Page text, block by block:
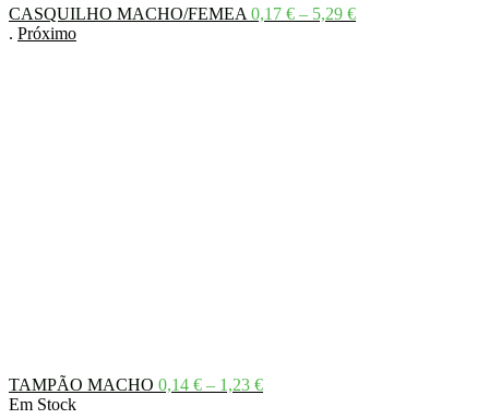
CASQUILHO MACHO/FEMEA 0,17 € – 5,29 €Price
. Próximo
TAMPÃO MACHO 0,14 € – 1,23 €Price
Em Stock